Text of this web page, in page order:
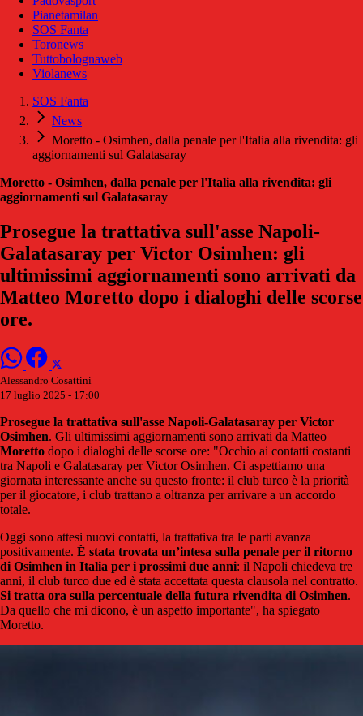
Pianetamilan
SOS Fanta
Toronews
Tuttobolognaweb
Violanews
SOS Fanta
News
Moretto - Osimhen, dalla penale per l'Italia alla rivendita: gli
aggiornamenti sul Galatasaray
Moretto - Osimhen, dalla penale per l'Italia alla rivendita: gli
aggiornamenti sul Galatasaray
Prosegue la trattativa sull'asse Napoli-
Galatasaray per Victor Osimhen: gli
ultimissimi aggiornamenti sono arrivati da
Matteo Moretto dopo i dialoghi delle scorse
ore.
Alessandro Cosattini
17 luglio 2025 - 17:00
Prosegue la trattativa sull'asse Napoli-Galatasaray per Victor
Osimhen. Gli ultimissimi aggiornamenti sono arrivati da Matteo
Moretto dopo i dialoghi delle scorse ore: "Occhio ai contatti costanti
tra Napoli e Galatasaray per Victor Osimhen. Ci aspettiamo una
giornata interessante anche su questo fronte: il club turco è la priorità
per il giocatore, i club trattano a oltranza per arrivare a un accordo
totale.
Oggi sono attesi nuovi contatti, la trattativa tra le parti avanza
positivamente. È stata trovata un’intesa sulla penale per il ritorno
di Osimhen in Italia per i prossimi due anni: il Napoli chiedeva tre
anni, il club turco due ed è stata accettata questa clausola nel contratto.
Si tratta ora sulla percentuale della futura rivendita di Osimhen.
Da quello che mi dicono, è un aspetto importante", ha spiegato
Moretto.